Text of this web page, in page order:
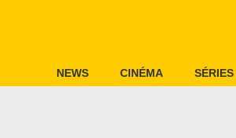
NEWS CINÉMA SÉRIES